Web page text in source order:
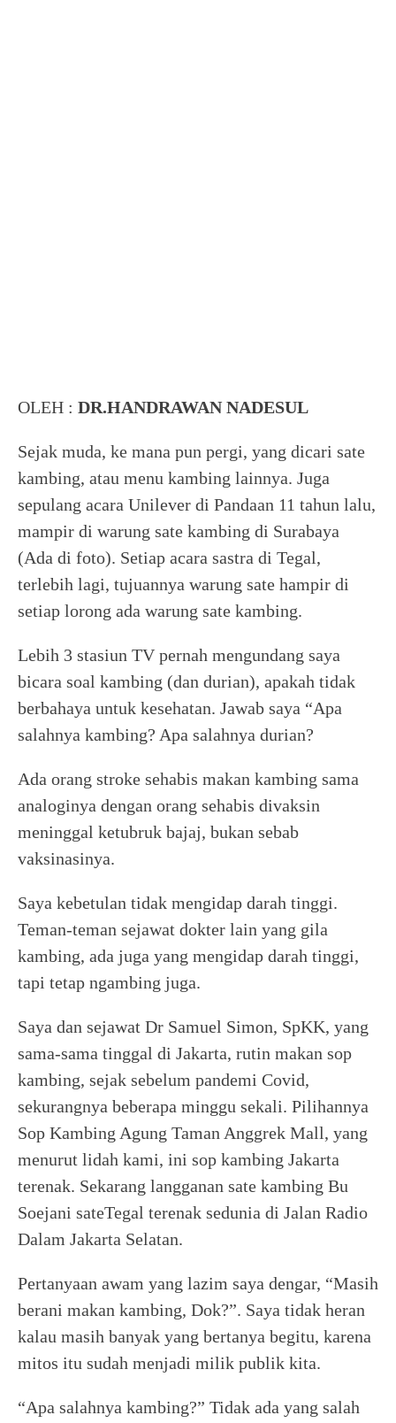
OLEH : DR.HANDRAWAN NADESUL
Sejak muda, ke mana pun pergi, yang dicari sate
kambing, atau menu kambing lainnya. Juga
sepulang acara Unilever di Pandaan 11 tahun lalu,
mampir di warung sate kambing di Surabaya
(Ada di foto). Setiap acara sastra di Tegal,
terlebih lagi, tujuannya warung sate hampir di
setiap lorong ada warung sate kambing.
Lebih 3 stasiun TV pernah mengundang saya
bicara soal kambing (dan durian), apakah tidak
berbahaya untuk kesehatan. Jawab saya “Apa
salahnya kambing? Apa salahnya durian?
Ada orang stroke sehabis makan kambing sama
analoginya dengan orang sehabis divaksin
meninggal ketubruk bajaj, bukan sebab
vaksinasinya.
Saya kebetulan tidak mengidap darah tinggi.
Teman-teman sejawat dokter lain yang gila
kambing, ada juga yang mengidap darah tinggi,
tapi tetap ngambing juga.
Saya dan sejawat Dr Samuel Simon, SpKK, yang
sama-sama tinggal di Jakarta, rutin makan sop
kambing, sejak sebelum pandemi Covid,
sekurangnya beberapa minggu sekali. Pilihannya
Sop Kambing Agung Taman Anggrek Mall, yang
menurut lidah kami, ini sop kambing Jakarta
terenak. Sekarang langganan sate kambing Bu
Soejani sateTegal terenak sedunia di Jalan Radio
Dalam Jakarta Selatan.
Pertanyaan awam yang lazim saya dengar, “Masih
berani makan kambing, Dok?”. Saya tidak heran
kalau masih banyak yang bertanya begitu, karena
mitos itu sudah menjadi milik publik kita.
“Apa salahnya kambing?” Tidak ada yang salah